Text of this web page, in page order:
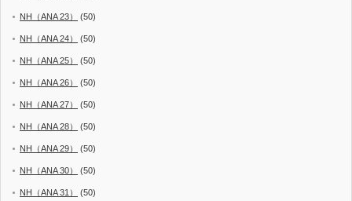
NH（ANA 23） (50)
NH（ANA 24） (50)
NH（ANA 25） (50)
NH（ANA 26） (50)
NH（ANA 27） (50)
NH（ANA 28） (50)
NH（ANA 29） (50)
NH（ANA 30） (50)
NH（ANA 31） (50)